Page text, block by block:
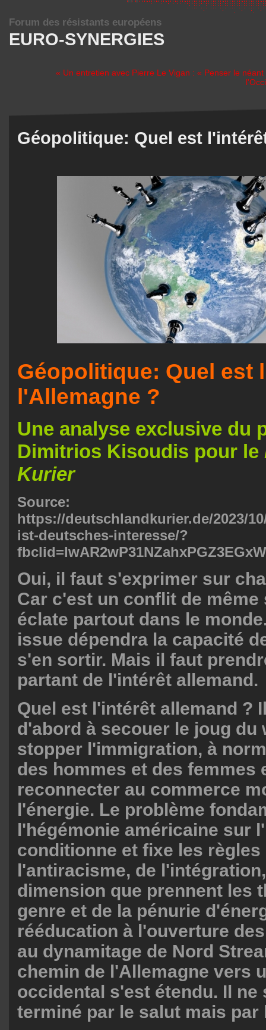
EURO-SYNERGIES
Forum des résistants européens
« Un entretien avec Pierre Le Vigan : « Penser le néant
Géopolitique: Quel est
Géopolitique: Quel est
l'Allemagne ?
Une analyse exclusive du
Dimitrios Kisoudis pour le
Kurier
Source:
https://deutschlandkurier.de/2023/
ist-deutsches-interesse/?
Oui, il faut s'exprimer sur
Car c'est un conflit de même
éclate partout dans le
issue dépendra la capacité
s'en sortir. Mais il faut
partant de l'intérêt allemand.
Quel est l'intérêt allemand ?
d'abord à secouer le joug du
stopper l'immigration, à
des hommes et des femmes
reconnecter au commerce
l'énergie. Le problème
l'hégémonie américaine sur
conditionne et fixe les règles
l'antiracisme, de
dimension que prennent les
genre et de la pénurie
rééducation à l'ouverture
au dynamitage de Nord
chemin de l'Allemagne vers
occidental s'est étendu. Il ne
terminé par le salut mais par